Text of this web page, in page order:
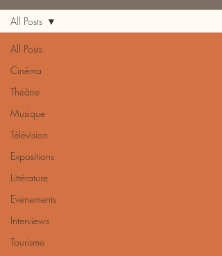
All Posts
Cinéma
Théâtre
Musique
Télévision
Expositions
Littérature
Evénements
Interviews
Tourisme
All Posts